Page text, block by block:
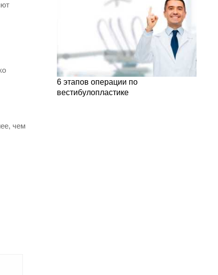
чем
6 этапов операции по
вестибулопластике